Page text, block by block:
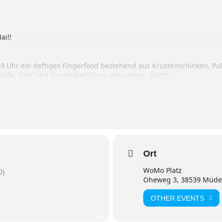
Uhr ein deftiges Fingerfood bestehend aus Krustenschinken,
Senf und Krautsalat! Essen wie immer „Satt!!“
Tanz, Spaß und GUTE LAUNE!!!!
Ort
WoMo Platz
Oheweg 3, 38539
OTHER EVENTS